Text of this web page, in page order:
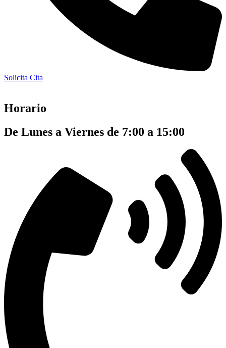
Solicita Cita
Horario
De Lunes a Viernes de 7:00 a 15:00